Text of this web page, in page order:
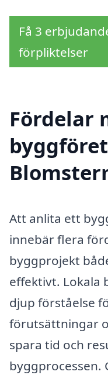
Få 3
förpliktelser
Fördelar
Att anlita ett
innebär flera
byggprojekt
effektivt. Lokala
djup förståelse
förutsättningar
spara tid och
byggprocessen.